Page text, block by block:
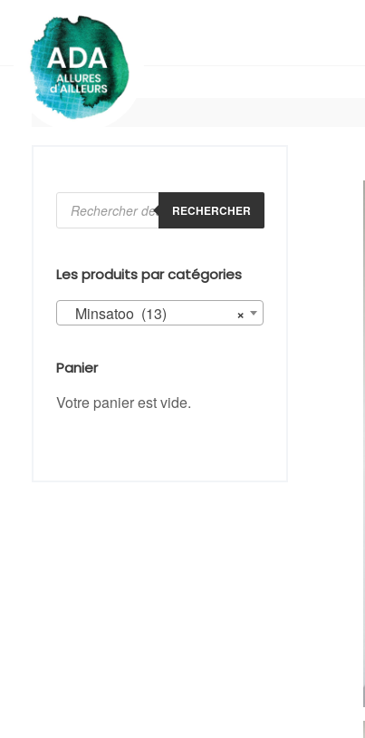
content
Recherche
de
produits
RECHERCHER
Les produits par catégories
×
Minsatoo (13)
Panier
Votre panier est vide.